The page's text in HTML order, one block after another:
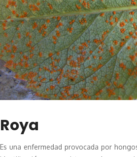
Roya
Es una enfermedad provocada por